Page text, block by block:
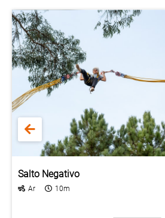
Salto Negativo
Ar 10m